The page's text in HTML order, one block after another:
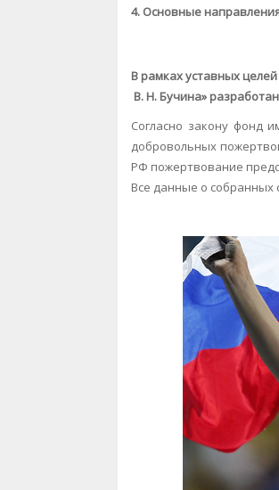
4. Основные
В рамках уставных
В. Н. Бучина»
Согласно закону фонд
добровольных
РФ пожертвование
Все данные о собранных